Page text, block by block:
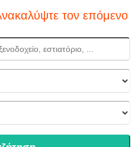
τον επόμενο